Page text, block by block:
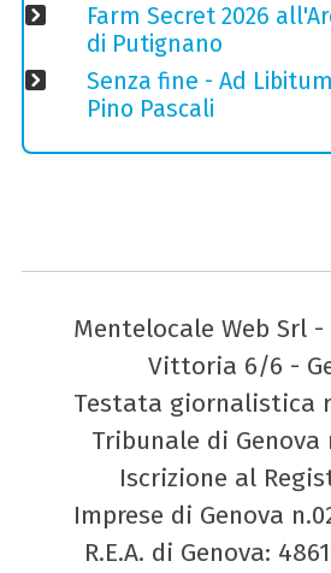
Farm Secret 2026
di Putignano
Senza fine - Ad
Pino Pascali
Mentelocale Web Srl
Vittoria 6/6 -
Testata giornalistica
Tribunale di Genova
Iscrizione al
Imprese di Genova
R.E.A. di Genova: